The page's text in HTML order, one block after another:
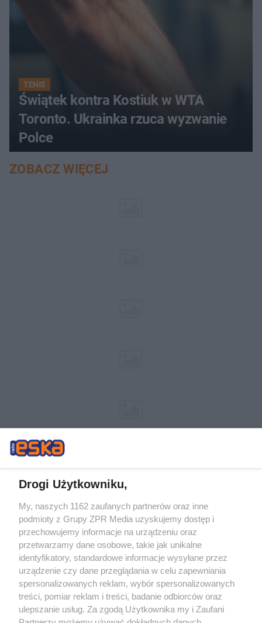
TENIS
Świątek kontra Kostiuk w WTA
Toronto. Ukrainka rzuca wyzwanie
Polce
ZOBACZ WIĘCEJ
Żaden utwór zamieszczony w serwisie nie może być powielany i
rozpowszechniany lub dalej rozpowszechniany w jakikolwiek sposób (w
tym także elektroniczny lub mechaniczny) na jakimkolwiek polu
eksploatacji w jakiejkolwiek formie, włącznie z umieszczaniem w Internecie
bez pisemnej zgody właściciela praw. Jakiekolwiek użycie lub
wykorzystanie utworów w całości lub w części z naruszeniem prawa, tzn.
bez właściwej zgody, jest zabronione pod groźbą kary i może być ścigane
prawnie.
Drogi Użytkowniku,
My, naszych 1162 zaufanych partnerów oraz inne
podmioty z Grupy ZPR Media uzyskujemy dostęp i
przechowujemy informacje na urządzeniu oraz
przetwarzamy dane osobowe, takie jak unikalne
identyfikatory, standardowe informacje wysyłane przez
urządzenie czy dane przeglądania w celu zapewniania
spersonalizowanych reklam, wybór spersonalizowanych
treści, pomiar reklam i treści, badanie odbiorców oraz
ulepszanie usług. Za zgodą Użytkownika my i Zaufani